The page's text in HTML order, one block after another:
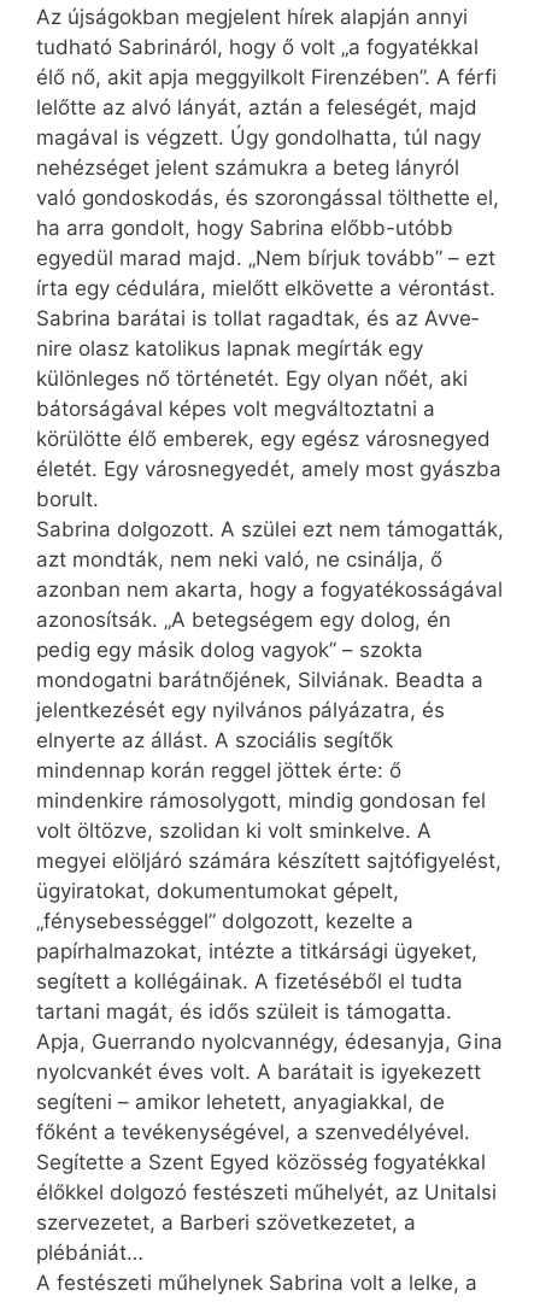
Az újságokban megjelent hírek alapján annyi
tudható Sabrináról, hogy ő volt „a fogyatékkal
élő nő, akit apja meggyilkolt Firenzében”. A férfi
lelőtte az alvó lányát, aztán a feleségét, majd
magával is végzett. Úgy gondolhatta, túl nagy
nehézséget jelent számukra a beteg lányról
való gondoskodás, és szorongással tölthette el,
ha arra gondolt, hogy Sabrina előbb-utóbb
egyedül marad majd. „Nem bírjuk tovább” – ezt
írta egy cédulára, mielőtt elkövette a vérontást.
Sabrina barátai is tollat ragadtak, és az Av­ve­
nire­ olasz katolikus lapnak megírták egy
különleges nő történetét. Egy olyan nőét, aki
bátorságával képes volt megváltoztatni a
körülötte élő emberek, egy egész városnegyed
életét. Egy városnegyedét, amely most gyászba
borult.
Sabrina dolgozott. A szülei ezt nem támogatták,
azt mondták, nem neki való, ne csinálja, ő
azonban nem akarta, hogy a fogyatékosságával
azonosítsák. „A betegségem egy dolog, én
pedig egy másik dolog vagyok” – szokta
mondogatni barátnőjének, Silviának. Beadta a
jelentkezését egy nyilvános pályázatra, és
elnyerte az állást. A szociális segítők
mindennap korán reggel jöttek érte: ő
mindenkire rámosolygott, mindig gondosan fel
volt öltözve, szolidan ki volt sminkelve. A
megyei elöljáró számára készített sajtófigyelést,
ügyiratokat, dokumentumokat gépelt,
„fénysebességgel” dolgozott, kezelte a
papírhalmazokat, intézte a titkársági ügyeket,
segített a kollégáinak. A fizetéséből el tudta
tartani magát, és idős szüleit is támogatta.
Apja, Guerrando nyolcvannégy, édesanyja, Gina
nyolcvankét éves volt. A barátait is igyekezett
segíteni – amikor lehetett, anyagiakkal, de
főként a tevékenységével, a szenvedélyével.
Segítette a Szent Egyed közösség fogyatékkal
élőkkel dolgozó festészeti műhelyét, az Unitalsi
szervezetet, a Barberi szövetkezetet, a
plébániát…
A festészeti műhelynek Sabrina volt a lelke, a